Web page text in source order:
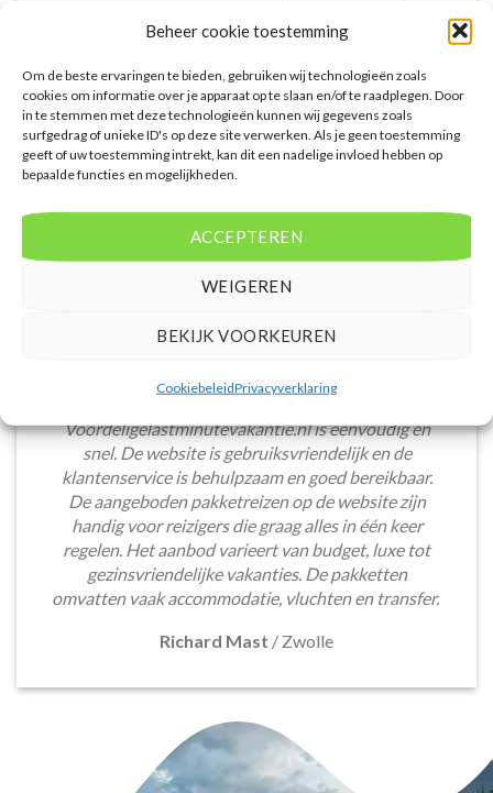
Beheer cookie toestemming
Om de beste ervaringen te bieden, gebruiken wij technologieën zoals
cookies om informatie over je apparaat op te slaan en/of te raadplegen. Door
in te stemmen met deze technologieën kunnen wij gegevens zoals
surfgedrag of unieke ID's op deze site verwerken. Als je geen toestemming
geeft of uw toestemming intrekt, kan dit een nadelige invloed hebben op
bepaalde functies en mogelijkheden.
ACCEPTEREN
WEIGEREN
BEKIJK VOORKEUREN
CookiebeleidPrivacyverklaring
accommodaties te vinden die aansluiten bij mijn
Tim Beukers /Tilburg
Voordeligelastminutevakantie.nl is eenvoudig en
snel. De website is gebruiksvriendelijk en de
klantenservice is behulpzaam en goed bereikbaar.
De aangeboden pakketreizen op de website zijn
handig voor reizigers die graag alles in één keer
regelen. Het aanbod varieert van budget, luxe tot
gezinsvriendelijke vakanties. De pakketten
omvatten vaak accommodatie, vluchten en transfer.
Richard Mast / Zwolle